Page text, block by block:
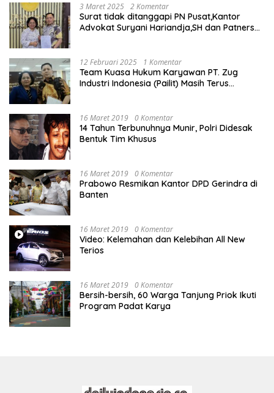
3 Maret 2025 2 Komentar
Surat tidak ditanggapi PN Pusat,Kantor
Advokat Suryani Hariandja,SH dan Patners
12 Februari 2025 1 Komentar
Team Kuasa Hukum Karyawan PT. Zug
Industri Indonesia (Pailit) Masih Terus
16 Maret 2019 0 Komentar
14 Tahun Terbunuhnya Munir, Polri Didesak
Bentuk Tim Khusus
16 Maret 2019 0 Komentar
Prabowo Resmikan Kantor DPD Gerindra di
Banten
16 Maret 2019 0 Komentar
Video: Kelemahan dan Kelebihan All New
Terios
16 Maret 2019 0 Komentar
Bersih-bersih, 60 Warga Tanjung Priok Ikuti
Program Padat Karya